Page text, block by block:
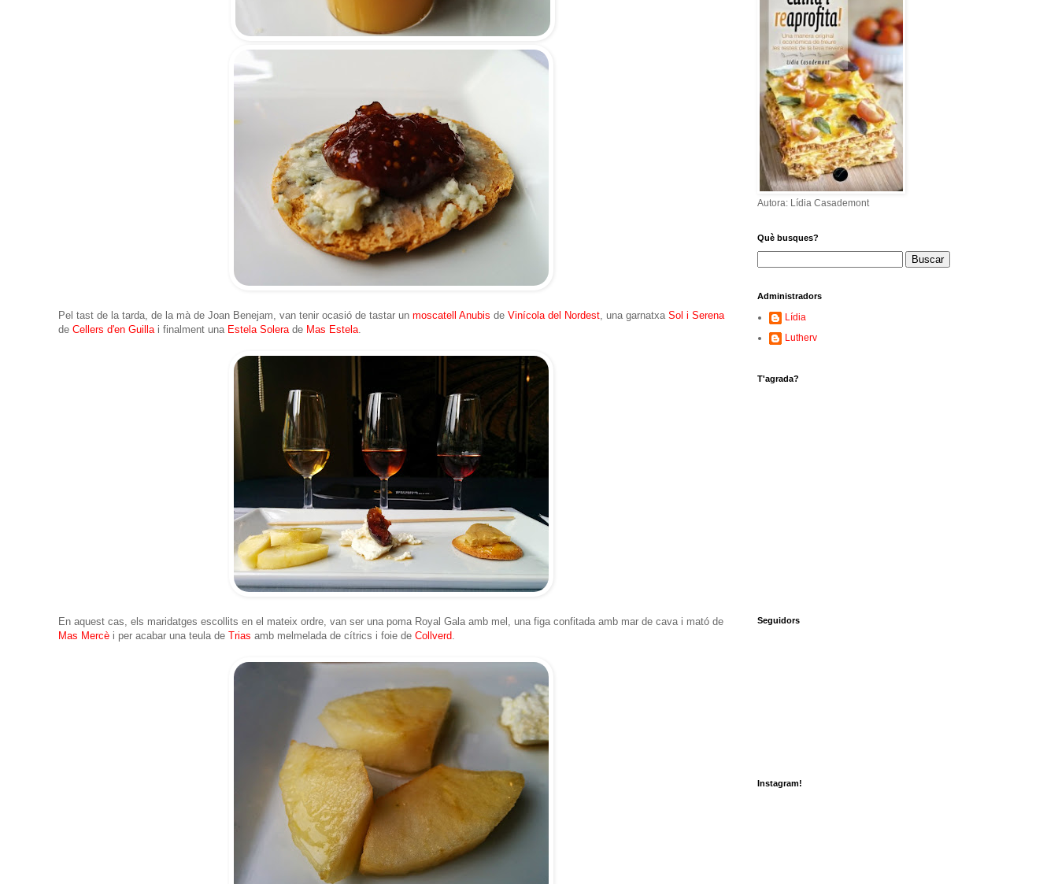
Pel tast de la tarda, de la mà de Joan Benejam, van tenir ocasió de tastar un moscatell Anubis de Vinícola del Nordest , una garnatxa Sol i Serena
de Cellers d'en Guilla i finalment una Estela Solera de Mas Estela
En aquest cas, els maridatges escollits en el mateix ordre, van ser una poma Royal Gala amb mel, una figa confitada amb mar de cava i mató de
Mas Mercè i per acabar una teula de Trias amb melmelada de cítrics i foie de Collverd
Autora: Lídia Casademont
Què busques?
Administradors
Lídia
Lutherv
T'agrada?
Seguidors
Instagram!